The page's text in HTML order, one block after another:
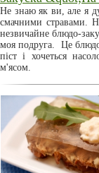
Не знаю як ви, але я
смачними стравами.
незвичайне блюдо-
моя подруга. Це блюдо
піст і хочеться
м'ясом.